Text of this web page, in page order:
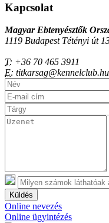
Kapcsolat
Magyar Ebtenyésztők
1119 Budapest Tétényi út
T: +36 70 465 3911
E: titkarsag@kennelclub.hu
Küldés
Online nevezés
Online ügyintézés